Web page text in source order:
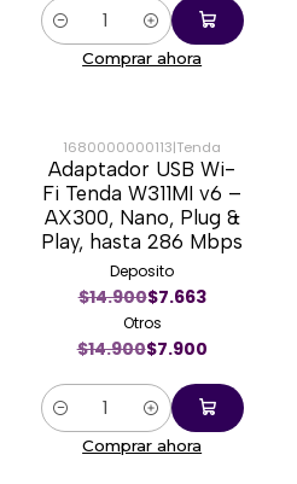
Cantidad
Comprar ahora
-47%
1680000000113|Tenda
Adaptador USB Wi-
Fi Tenda W311MI v6 –
AX300, Nano, Plug &
Play, hasta 286 Mbps
Deposito
$14.900$7.663
Otros
$14.900$7.900
Cantidad
Comprar ahora